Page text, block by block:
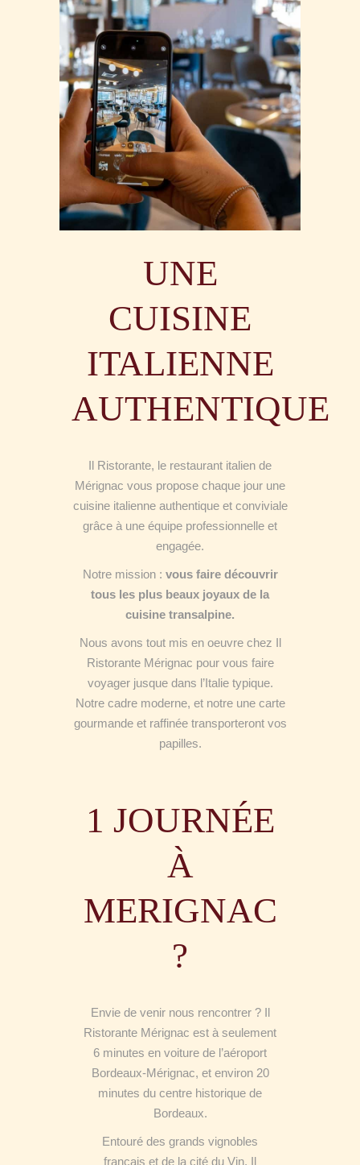
UNE
CUISINE
ITALIENNE
AUTHENTIQUE
Il Ristorante, le restaurant italien de
Mérignac vous propose chaque jour une
cuisine italienne authentique et conviviale
grâce à une équipe professionnelle et
engagée.
Notre mission : vous faire découvrir
tous les plus beaux joyaux de la
cuisine transalpine.
Nous avons tout mis en oeuvre chez Il
Ristorante Mérignac pour vous faire
voyager jusque dans l’Italie typique.
Notre cadre moderne, et notre une carte
gourmande et raffinée transporteront vos
papilles.
1 JOURNÉE
À
MERIGNAC
?
Envie de venir nous rencontrer ? Il
Ristorante Mérignac est à seulement
6 minutes en voiture de l’aéroport
Bordeaux-Mérignac, et environ 20
minutes du centre historique de
Bordeaux.
Entouré des grands vignobles
français et de la cité du Vin, Il